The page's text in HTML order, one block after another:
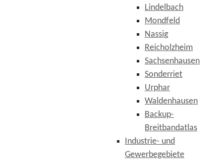
Lindelbach
Mondfeld
Nassig
Reicholzheim
Sachsenhausen
Sonderriet
Urphar
Waldenhausen
Backup-
Breitbandatlas
Industrie- und
Gewerbegebiete